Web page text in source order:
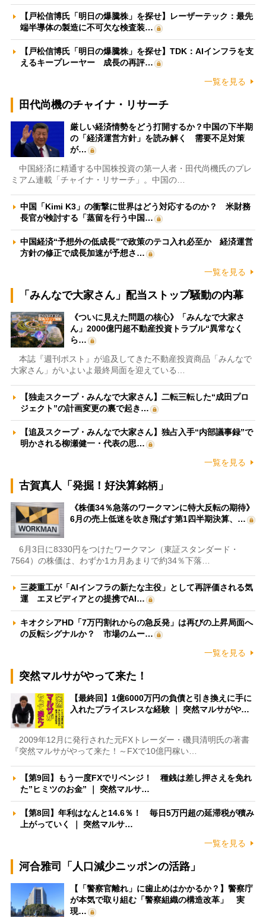
【戸松信博氏「明日の爆騰株」を探せ】レーザーテック：最先
端半導体の製造に不可欠な検査装…
【戸松信博氏「明日の爆騰株」を探せ】TDK：AIインフラを支
えるキープレーヤー 成長の再評…
一覧を見る
田代尚機のチャイナ・リサーチ
厳しい経済情勢をどう打開するか？中国の下半期
の「経済運営方針」を読み解く 需要不足対策
が…
中国経済に精通する中国株投資の第一人者・田代尚機氏のプレ
ミアム連載「チャイナ・リサーチ」。中国の…
中国「Kimi K3」の衝撃に世界はどう対応するのか？ 米財務
長官が検討する「蒸留を行う中国…
中国経済“予想外の低成長”で政策のテコ入れ必至か 経済運営
方針の修正で成長加速が予想さ…
一覧を見る
「みんなで大家さん」配当ストップ騒動の内幕
《ついに見えた問題の核心》「みんなで大家さ
ん」2000億円超不動産投資トラブル“異常なく
ら…
本誌『週刊ポスト』が追及してきた不動産投資商品「みんなで
大家さん」がいよいよ最終局面を迎えている…
【独走スクープ・みんなで大家さん】二転三転した“成田プロ
ジェクト”の計画変更の裏で起き…
【追及スクープ・みんなで大家さん】独占入手“内部議事録”で
明かされる柳瀬健一・代表の思…
一覧を見る
古賀真人「発掘！好決算銘柄」
《株価34％急落のワークマンに特大反転の期待》
6月の売上低迷を吹き飛ばす第1四半期決算、…
6月3日に8330円をつけたワークマン（東証スタンダード・
7564）の株価は、わずか1カ月あまりで約34％下落…
三菱重工が「AIインフラの新たな主役」として再評価される気
運 エヌビディアとの提携でAI…
キオクシアHD「7万円割れからの急反発」は再びの上昇局面へ
の反転シグナルか？ 市場のムー…
一覧を見る
突然マルサがやって来た！
【最終回】1億6000万円の負債と引き換えに手に
入れたプライスレスな経験 ｜ 突然マルサがや…
2009年12月に発行された元FXトレーダー・磯貝清明氏の著書
『突然マルサがやって来た！～FXで10億円稼い…
【第9回】もう一度FXでリベンジ！ 種銭は差し押さえを免れ
た”ヒミツのお金” ｜ 突然マルサ…
【第8回】年利はなんと14.6％！ 毎日5万円超の延滞税が積み
上がっていく ｜ 突然マルサ…
一覧を見る
河合雅司「人口減少ニッポンの活路」
【「警察官離れ」に歯止めはかかるか？】警察庁
が本気で取り組む「警察組織の構造改革」 実
現…